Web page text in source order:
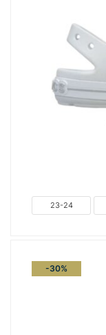
23-24
-30%